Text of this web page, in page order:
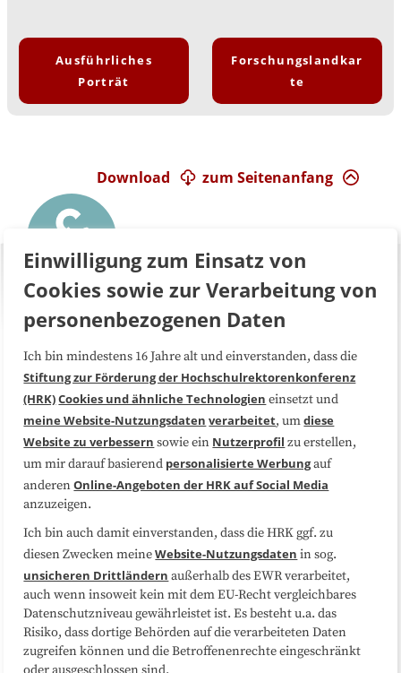
Ausführliches
Porträt
Forschungslandkar
te
zum Seitenanfang
Download
Über uns FAQ
Medienarbeit Kooperationen
Datenschutzerklärung Impressum
Sitemap
Folgen Sie uns
Einwilligung zum Einsatz von
Cookies sowie zur Verarbeitung von
personenbezogenen Daten
Ich bin mindestens 16 Jahre alt und einverstanden, dass die
Stiftung zur Förderung der Hochschulrektorenkonferenz
(HRK)Cookies und ähnliche Technologien einsetzt und
meine Website-Nutzungsdaten verarbeitet, umdiese
Website zu verbessern sowie ein Nutzerprofil zu erstellen,
um mir darauf basierend personalisierte Werbungauf
anderenOnline-Angeboten der HRK auf Social Media
anzuzeigen.
Ich bin auch damit einverstanden, dass die HRK ggf. zu
diesen Zwecken meineWebsite-Nutzungsdaten in sog.
unsicheren Drittländern außerhalb des EWR verarbeitet,
auch wenn insoweit kein mit dem EU-Recht vergleichbares
Datenschutzniveau gewährleistet ist. Es besteht u.a. das
Risiko, dass dortige Behörden auf die verarbeiteten Daten
zugreifen können und die Betroffenenrechte eingeschränkt